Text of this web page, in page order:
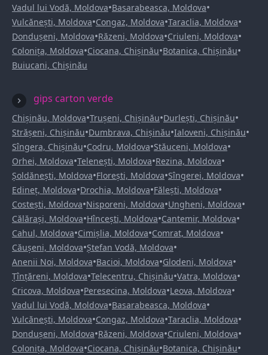
Vadul lui Vodă, Moldova•Basarabeasca, Moldova•
Vulcănești, Moldova•Congaz, Moldova•Taraclia, Moldova•
Dondușeni, Moldova•Răzeni, Moldova•Criuleni, Moldova•
Colonița, Moldova•Ciocana, Chișinău•Botanica, Chișinău•
Buiucani, Chișinău
gips carton verde
Chișinău, Moldova•Trușeni, Chișinău•Durlești, Chișinău•
Strășeni, Chișinău•Dumbrava, Chișinău•Ialoveni, Chișinău•
Sîngera, Chișinău•Codru, Moldova•Stăuceni, Moldova•
Orhei, Moldova•Telenești, Moldova•Rezina, Moldova•
Șoldănești, Moldova•Florești, Moldova•Sîngerei, Moldova•
Edineț, Moldova•Drochia, Moldova•Fălești, Moldova•
Costești, Moldova•Nisporeni, Moldova•Ungheni, Moldova•
Călărași, Moldova•Hîncești, Moldova•Cantemir, Moldova•
Cahul, Moldova•Cimișlia, Moldova•Comrat, Moldova•
Căușeni, Moldova•Ștefan Vodă, Moldova•
Anenii Noi, Moldova•Bacioi, Moldova•Glodeni, Moldova•
Țînțăreni, Moldova•Telecentru, Chișinău•Vatra, Moldova•
Cricova, Moldova•Peresecina, Moldova•Leova, Moldova•
Vadul lui Vodă, Moldova•Basarabeasca, Moldova•
Vulcănești, Moldova•Congaz, Moldova•Taraclia, Moldova•
Dondușeni, Moldova•Răzeni, Moldova•Criuleni, Moldova•
Colonița, Moldova•Ciocana, Chișinău•Botanica, Chișinău•